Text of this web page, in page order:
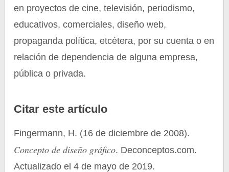
en proyectos de cine, televisión, periodismo,
educativos, comerciales, diseño web,
propaganda política, etcétera, por su cuenta o en
relación de dependencia de alguna empresa,
pública o privada.
Citar este artículo
Fingermann, H. (16 de diciembre de 2008).
Concepto de diseño gráfico. Deconceptos.com.
Actualizado el 4 de mayo de 2019.